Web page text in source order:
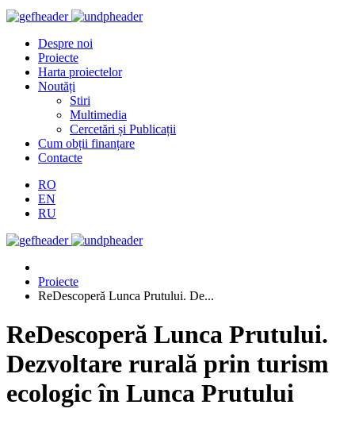
Despre noi
Proiecte
Harta proiectelor
Noutăți
Stiri
Multimedia
Cercetări și Publicații
Cum obții finanțare
Contacte
RO
EN
RU
Proiecte
ReDescoperă Lunca Prutului. De...
ReDescoperă Lunca Prutului.
Dezvoltare rurală prin turism
ecologic în Lunca Prutului